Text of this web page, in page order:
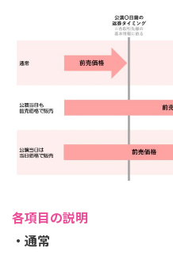
各項目の説明
・通常